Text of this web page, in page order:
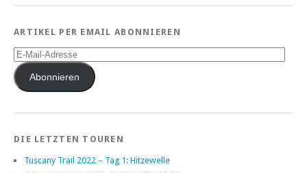
ARTIKEL PER EMAIL ABONNIEREN
E-
Mail-
AdresseAbonnieren
DIE LETZTEN TOUREN
Tuscany Trail 2022 – Tag 1: Hitzewelle